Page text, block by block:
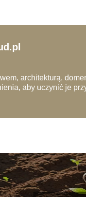
architekturą,
aby uczynić je